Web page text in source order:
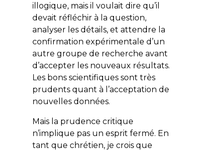
illogique, mais il voulait dire qu’il
devait réfléchir à la question,
analyser les détails, et attendre la
confirmation expérimentale d’un
autre groupe de recherche avant
d’accepter les nouveaux résultats.
Les bons scientifiques sont très
prudents quant à l’acceptation de
nouvelles données.
Mais la prudence critique
n’implique pas un esprit fermé. En
tant que chrétien, je crois que